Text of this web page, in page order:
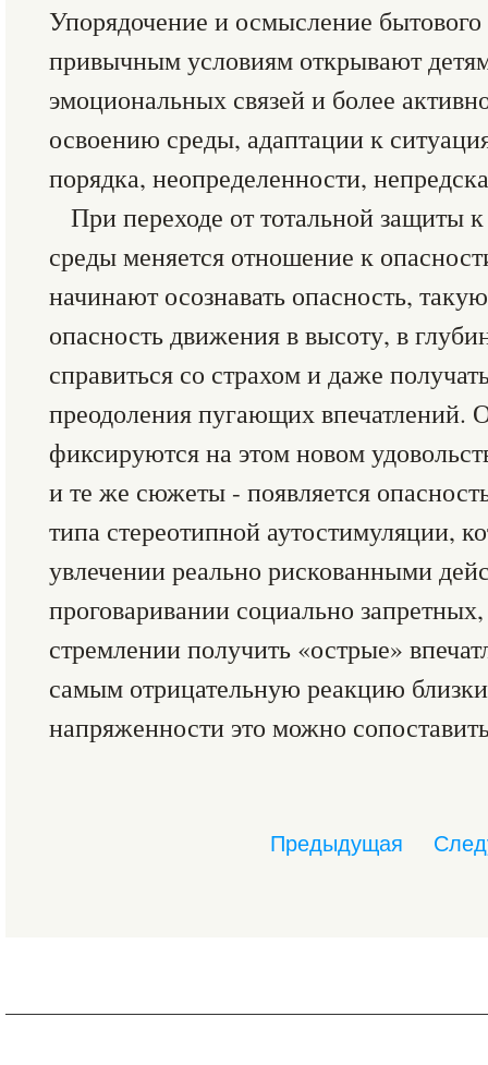
Упорядочение и осмысление
привычным условиям открывают
эмоциональных связей и более
освоению среды, адаптации к
порядка, неопределенности,
При переходе от тотальной защиты
среды меняется отношение к
начинают осознавать опасность,
опасность движения в высоту, в
справиться со страхом и даже
преодоления пугающих впечатлений.
фиксируются на этом новом
и те же сюжеты - появляется
типа стереотипной аутостимуляции,
увлечении реально рискованными
проговаривании социально
стремлении получить «острые»
самым отрицательную реакцию
напряженности это можно
Предыдущая